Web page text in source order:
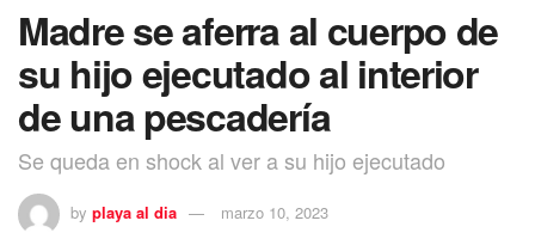
Madre se aferra al cuerpo de
su hijo ejecutado al interior
de una pescadería
Se queda en shock al ver a su hijo ejecutado
by playa al dia marzo 10, 2023